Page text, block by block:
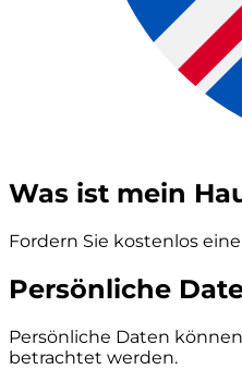
Was ist mein
Fordern Sie kostenlos
Persönliche
Persönliche Daten
betrachtet werden.